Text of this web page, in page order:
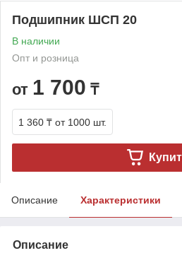
Подшипник ШСП 20
В наличии
Опт и розница
от 1 700 ₸
1 360 ₸ от 1000 шт.
Описание Характеристики
Описание